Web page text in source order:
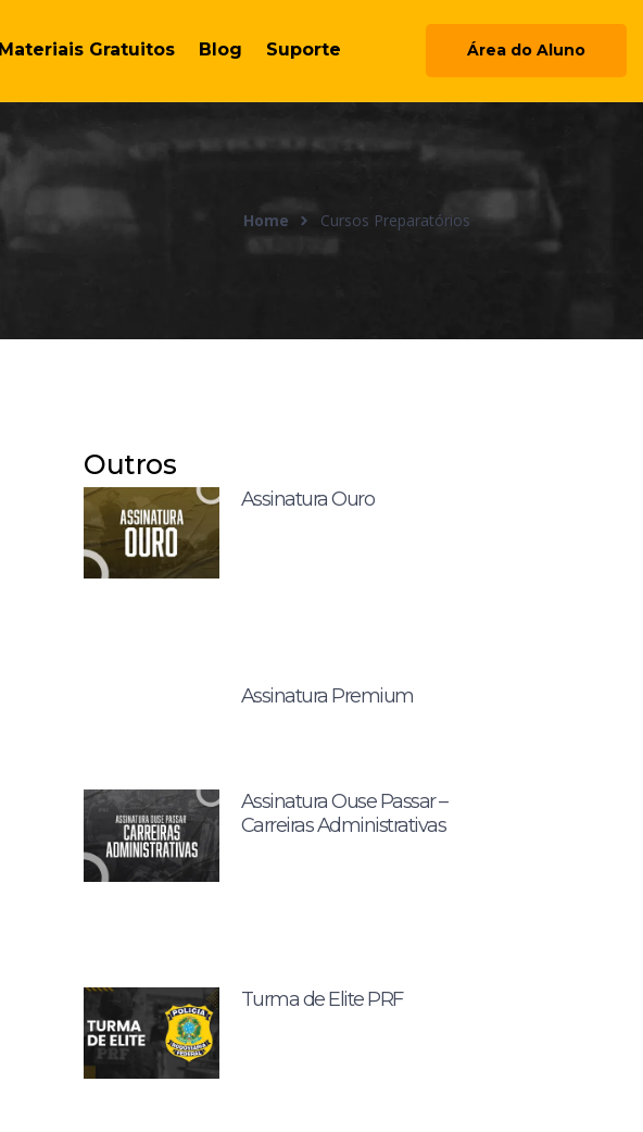
Materiais Gratuitos Blog Suporte Área do Aluno
Home Cursos Preparatórios
Outros
Assinatura Ouro
Assinatura Premium
Assinatura Ouse Passar –
Carreiras Administrativas
Turma de Elite PRF